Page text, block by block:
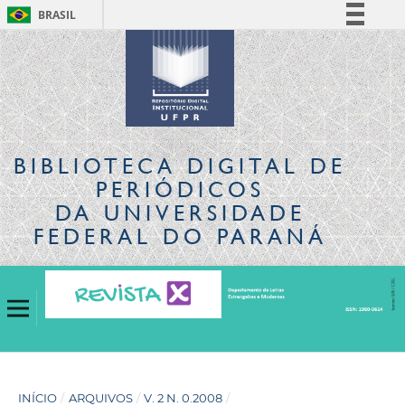
BRASIL
Simplifique!
Comunica BR
Participe
Acesso à informação
Legislação
Canais
BIBLIOTECA DIGITALDE
PERIÓDICOS
DA UNIVERSIDADE
FEDERAL DO PARANÁ
INÍCIO / ARQUIVOS / V. 2 N. 0.2008 /